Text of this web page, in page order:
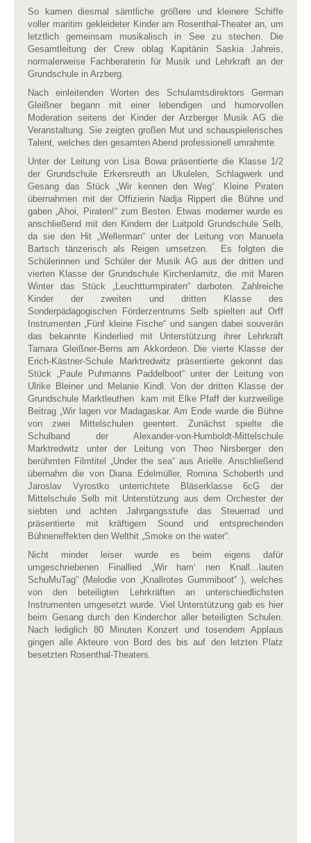
So kamen diesmal sämtliche größere und kleinere Schiffe
voller maritim gekleideter Kinder am Rosenthal-Theater an, um
letztlich gemeinsam musikalisch in See zu stechen. Die
Gesamtleitung der Crew oblag Kapitänin Saskia Jahreis,
normalerweise Fachberaterin für Musik und Lehrkraft an der
Grundschule in Arzberg.
Nach einleitenden Worten des Schulamtsdirektors German
Gleißner begann mit einer lebendigen und humorvollen
Moderation seitens der Kinder der Arzberger Musik AG die
Veranstaltung. Sie zeigten großen Mut und schauspielerisches
Talent, welches den gesamten Abend professionell umrahmte.
Unter der Leitung von Lisa Bowa präsentierte die Klasse 1/2
der Grundschule Erkersreuth an Ukulelen, Schlagwerk und
Gesang das Stück „Wir kennen den Weg“. Kleine Piraten
übernahmen mit der Offizierin Nadja Rippert die Bühne und
gaben „Ahoi, Piraten!“ zum Besten. Etwas moderner wurde es
anschließend mit den Kindern der Luitpold Grundschule Selb,
da sie den Hit „Wellerman“ unter der Leitung von Manuela
Bartsch tänzerisch als Reigen umsetzen. Es folgten die
Schülerinnen und Schüler der Musik AG aus der dritten und
vierten Klasse der Grundschule Kirchenlamitz, die mit Maren
Winter das Stück „Leuchtturmpiraten“ darboten. Zahlreiche
Kinder der zweiten und dritten Klasse des
Sonderpädagogischen Förderzentrums Selb spielten auf Orff
Instrumenten „Fünf kleine Fische“ und sangen dabei souverän
das bekannte Kinderlied mit Unterstützung ihrer Lehrkraft
Tamara Gleißner-Berns am Akkordeon. Die vierte Klasse der
Erich-Kästner-Schule Marktredwitz präsentierte gekonnt das
Stück „Paule Puhmanns Paddelboot“ unter der Leitung von
Ulrike Bleiner und Melanie Kindl. Von der dritten Klasse der
Grundschule Marktleuthen kam mit Elke Pfaff der kurzweilige
Beitrag „Wir lagen vor Madagaskar. Am Ende wurde die Bühne
von zwei Mittelschulen geentert. Zunächst spielte die
Schulband der Alexander-von-Humboldt-Mittelschule
Marktredwitz unter der Leitung von Theo Nirsberger den
berühmten Filmtitel „Under the sea“ aus Arielle. Anschließend
übernahm die von Diana Edelmüller, Romina Schoberth und
Jaroslav Vyrostko unterrichtete Bläserklasse 6cG der
Mittelschule Selb mit Unterstützung aus dem Orchester der
siebten und achten Jahrgangsstufe das Steuerrad und
präsentierte mit kräftigem Sound und entsprechenden
Bühneneffekten den Welthit „Smoke on the water“.
Nicht minder leiser wurde es beim eigens dafür
umgeschriebenen Finallied „Wir ham‘ nen Knall…lauten
SchuMuTag“ (Melodie von „Knallrotes Gummiboot“ ), welches
von den beteiligten Lehrkräften an unterschiedlichsten
Instrumenten umgesetzt wurde. Viel Unterstützung gab es hier
beim Gesang durch den Kinderchor aller beteiligten Schulen.
Nach lediglich 80 Minuten Konzert und tosendem Applaus
gingen alle Akteure von Bord des bis auf den letzten Platz
besetzten Rosenthal-Theaters.